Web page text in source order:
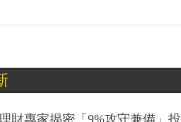
財專家揭密「9%攻守兼備」投